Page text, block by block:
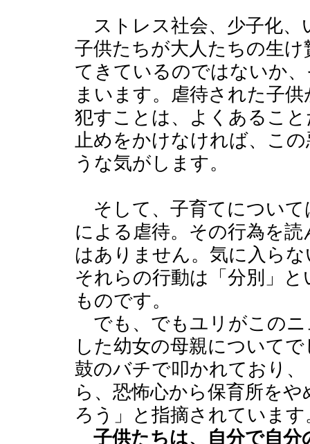
ストレス社会、少子化、
子供たちが大人たちの生
てきているのではないか
まいます。虐待された子
犯すことは、よくあるこ
止めをかけなければ、こ
うな気がします。
そして、子育てについて
による虐待。その行為を
はありません。気に入ら
それらの行動は「分別」
ものです。
でも、でもユリがこのニ
した幼女の母親について
鼓のバチで叩かれており
ら、恐怖心から保育所を
ろう」と指摘されています
子供たちは、自分で自